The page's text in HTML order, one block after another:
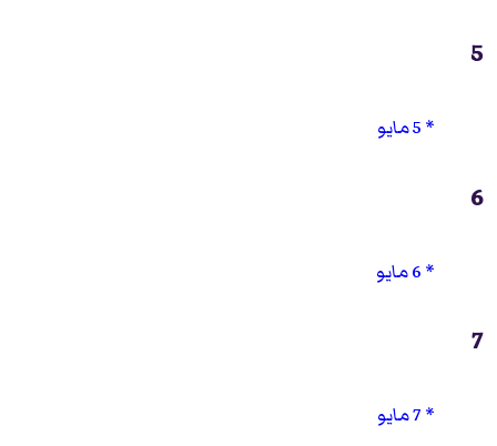
5
5 مايو
6
6 مايو
7
7 مايو